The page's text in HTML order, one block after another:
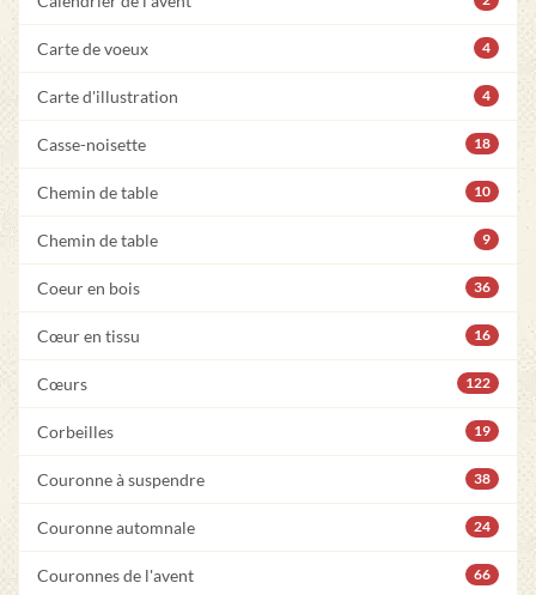
Carte de voeux 4
Carte d'illustration 4
Casse-noisette 18
Chemin de table 10
Chemin de table 9
Coeur en bois 36
Cœur en tissu 16
Cœurs 122
Corbeilles 19
Couronne à suspendre 38
Couronne automnale 24
Couronnes de l'avent 66